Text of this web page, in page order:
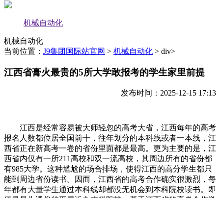
机械自动化
机械自动化
当前位置： J9集团国际站官网 > 机械自动化 > div>
江西省膏火最贵的5所大学敢报考的学生家里前提
发布时间：2025-12-15 17:13
江西是经常容易被大师轻忽的高考大省，江西每年的高考
报名人数都位居全国前十，往年划分的本科线或者一本线，江
西省正在新高考一卷的省份里面都是最高。更为主要的是，江
西省内仅有一所211高校和双一流高校，其周边所有的省份都
有985大学。这种尴尬的场合排场，使得江西的高分学生都只
能到周边省份读书。因而，江西省的高考合作确实很激烈，每
年都有大量学生通过本科线却都没无机会到本科院校读书。即